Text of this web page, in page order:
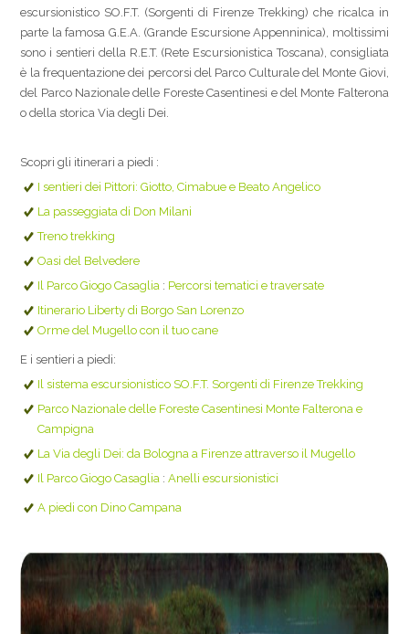
escursionistico SO.F.T. (Sorgenti di Firenze Trekking) che ricalca in
parte la famosa G.E.A. (Grande Escursione Appenninica), moltissimi
sono i sentieri della R.E.T. (Rete Escursionistica Toscana), consigliata
è la frequentazione dei percorsi del Parco Culturale del Monte Giovi,
del Parco Nazionale delle Foreste Casentinesi e del Monte Falterona
o della storica Via degli Dei.
Scopri gli itinerari a piedi :
I sentieri dei Pittori: Giotto, Cimabue e Beato Angelico
La passeggiata di Don Milani
Treno trekking
Oasi del Belvedere
Il Parco Giogo Casaglia : Percorsi tematici e traversate
Itinerario Liberty di Borgo San Lorenzo
Orme del Mugello con il tuo cane
E i sentieri a piedi:
Il sistema escursionistico SO.F.T. Sorgenti di Firenze Trekking
Parco Nazionale delle Foreste Casentinesi Monte Falterona e
Campigna
La Via degli Dei: da Bologna a Firenze attraverso il Mugello
Il Parco Giogo Casaglia : Anelli escursionistici
A piedi con Dino Campana